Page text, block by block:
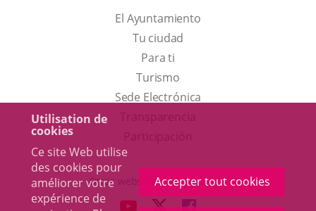
Utilisation de
cookies
Ce site Web utilise
des cookies pour
améliorer votre
expérience de
Accepter tout cookies
El Ayuntamiento
Tu ciudad
Para ti
TurismoEste
enlace
una
ventana
Sede Electrónica
externa.
Otras webs del ayuntamiento
ENLACEENLACEENLACE